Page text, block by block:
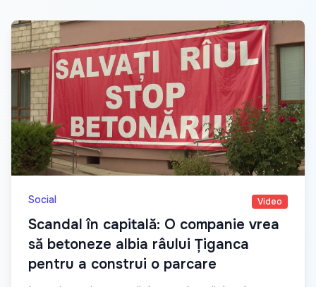
Social Video
Scandal în capitală: O companie vrea
să betoneze albia râului Țiganca
pentru a construi o parcare